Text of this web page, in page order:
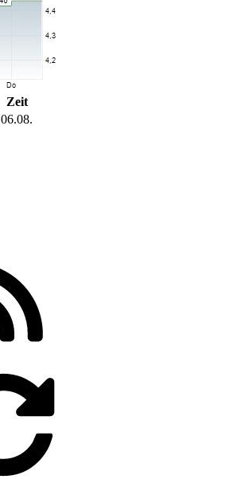
Zeit
06.08.